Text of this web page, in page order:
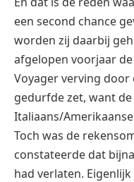
een second chance
worden zij daarbij
afgelopen voorjaar
Voyager verving door
gedurfde zet, want
Italiaans/
Toch was de
constateerde dat
had verlaten.